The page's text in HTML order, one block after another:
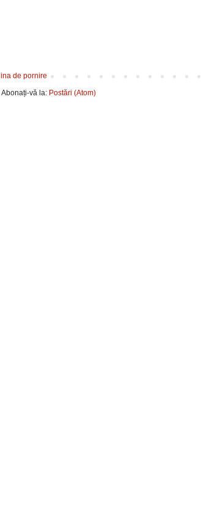
de pornire
Abonați-vă la: Postări (Atom)